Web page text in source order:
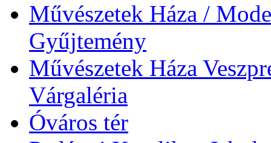
Művészetek Háza /
Gyűjtemény
Művészetek Háza
Várgaléria
Óváros tér